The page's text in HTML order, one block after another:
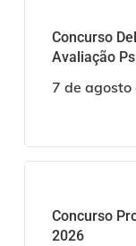
Concurso
Avaliação
7 de agosto
Concurso
2026